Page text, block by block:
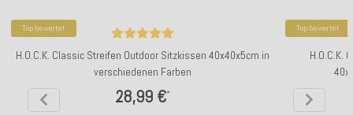
Top bewertet
H.O.C.K. Classic Streifen Outdoor Sitzkissen 40x40x5cm in
verschiedenen Farben
28,99 €*
Top bewertet
H.O.C.K.